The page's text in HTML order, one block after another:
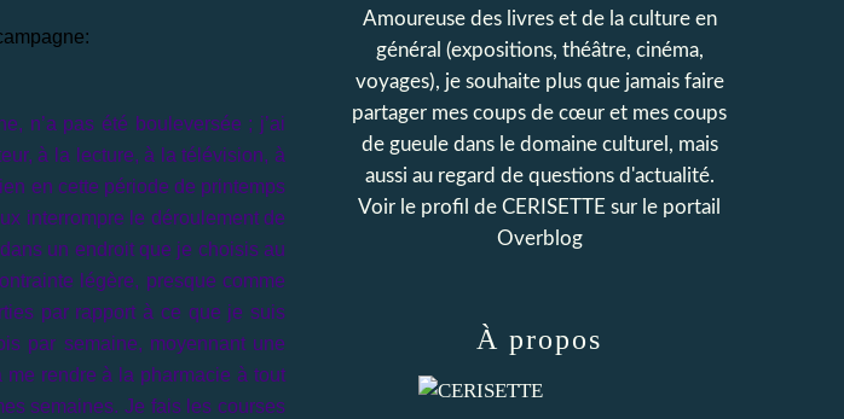
n’a pas été bouleversée ; j’ai
à la lecture, à la télévision, à
en cette période de printemps
interrompre le déroulement de
un endroit que je choisis au
légère, presque comme
par rapport à ce que je suis
par semaine, moyennant une
rendre à la pharmacie à tout
semaines. Je fais les courses
Amoureuse des livres et de la culture en
général (expositions, théâtre, cinéma,
voyages), je souhaite plus que jamais faire
partager mes coups de cœur et mes coups
de gueule dans le domaine culturel, mais
aussi au regard de questions d'actualité.
Voir le profil de CERISETTE sur le portail
Overblog
À propos